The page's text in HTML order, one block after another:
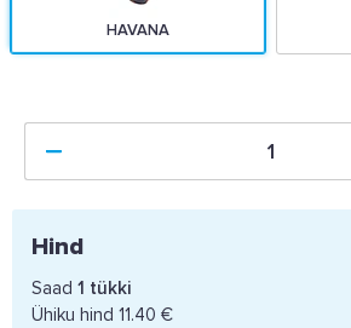
HAVANA
Hind
Saad 1 tükki
Ühiku hind 11.40 €